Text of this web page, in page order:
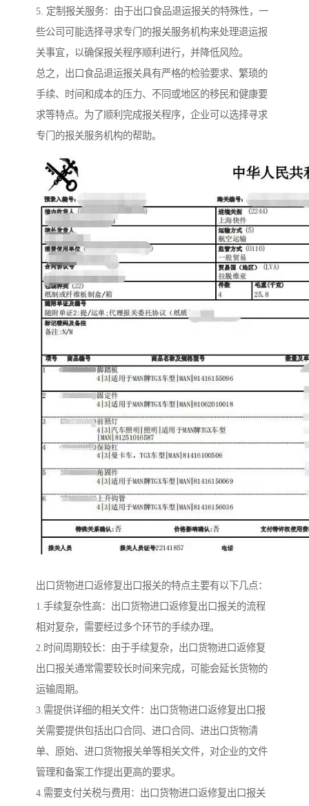
5. 定制报关服务：由于出口食品退运报关的特殊性，一
些公司可能选择寻求专门的报关服务机构来处理退运报
关事宜，以确保报关程序顺利进行，并降低风险。
总之，出口食品退运报关具有严格的检验要求、繁琐的
手续、时间和成本的压力、不同或地区的移民和健康要
求等特点。为了顺利完成报关程序，企业可以选择寻求
专门的报关服务机构的帮助。
出口货物进口返修复出口报关的特点主要有以下几点：
1.手续复杂性高：出口货物进口返修复出口报关的流程
相对复杂，需要经过多个环节的手续办理。
2.时间周期较长：由于手续复杂，出口货物进口返修复
出口报关通常需要较长时间来完成，可能会延长货物的
运输周期。
3.需提供详细的相关文件：出口货物进口返修复出口报
关需要提供包括出口合同、进口合同、进出口货物清
单、原始、进口货物报关单等相关文件，对企业的文件
管理和备案工作提出更高的要求。
4.需要支付关税与费用：出口货物进口返修复出口报关